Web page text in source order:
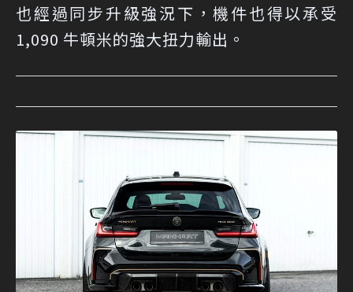
也經過同步升級強況下，機件也得以承受
1,090 牛頓米的強大扭力輸出。